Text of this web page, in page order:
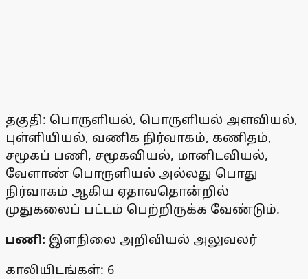
தகுதி: பொருளியல், பொருளியல் அளவியல்,
புள்ளியியல், வணிக நிர்வாகம், கணிதம்,
சமூகப் பணி, சமூகவியல், மானிடவியல்,
வேளாண் பொருளியல் அல்லது பொது
நிர்வாகம் ஆகிய ஏதாவதொன்றில்
முதுகலைப் பட்டம் பெற்றிருக்க வேண்டும்.
பணி: இளநிலை அறிவியல் அலுவலர்
காலியிடங்கள்: 6